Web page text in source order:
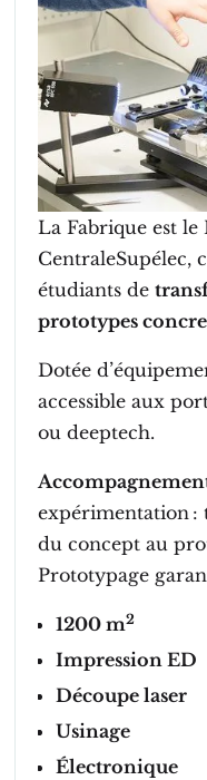
La Fabrique est le
CentraleSupélec,
étudiants de
prototypes
Dotée
accessible aux
ou deeptech.
expérimentation :
du concept au
Prototypage
1200 m2
Impression ED
Découpe laser
Usinage
Électronique